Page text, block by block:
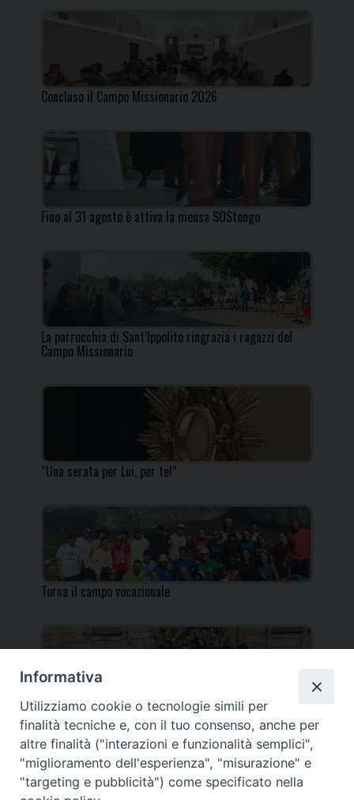
Concluso il Campo Missionario 2026
Fino al 31 agosto è attiva la mensa SOStengo
La parrocchia di Sant’Ippolito ringrazia i ragazzi del
Campo Missionario
“Una serata per Lui, per te!”
Torna il campo vocazionale
Torna il Campo Missionario Diocesano
Informativa
Utilizziamo cookie o tecnologie simili per
finalità tecniche e, con il tuo consenso, anche per
altre finalità ("interazioni e funzionalità semplici",
"miglioramento dell'esperienza", "misurazione" e
"targeting e pubblicità") come specificato nella